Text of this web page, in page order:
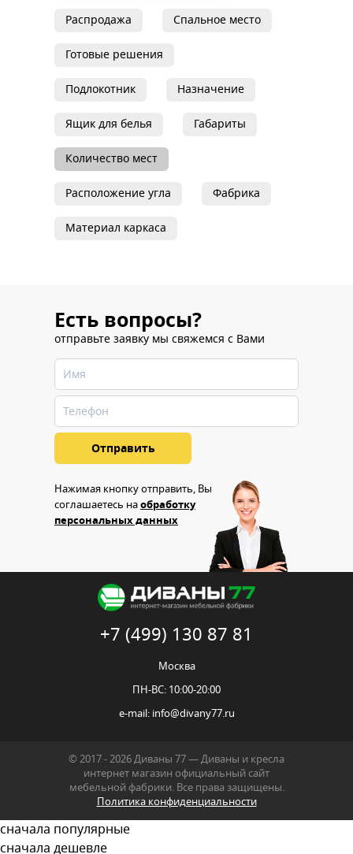
Распродажа Спальное место
Готовые решения
Подлокотник Назначение
Ящик для белья Габариты
Количество мест
Расположение угла Фабрика
Материал каркаса
Есть вопросы?
отправьте заявку мы свяжемся с Вами
Нажимая кнопку отправить, Вы
соглашаетесь наобработку
персональных данных
+7 (499) 130 87 81
Москва
ПН-ВС: 10:00-20:00
e-mail: info@divany77.ru
© 2017 - 2026 Диваны 77 — Диваны и кресла
интернет магазин официальный сайт
мебельной фабрики. Все права защищены.
Политика конфиденциальности